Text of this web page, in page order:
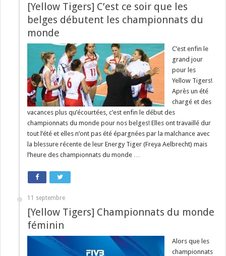
[Yellow Tigers] C’est ce soir que les
belges débutent les championnats du
monde
C’est enfin le
grand jour
pour les
Yellow Tigers!
Après un été
chargé et des
vacances plus qu’écourtées, c’est enfin le début des
championnats du monde pour nos belges! Elles ont travaillé dur
tout l’été et elles n’ont pas été épargnées par la malchance avec
la blessure récente de leur Energy Tiger (Freya Aelbrecht) mais
l’heure des championnats du monde …
11 septembre
[Yellow Tigers] Championnats du monde
féminin
Alors que les
championnats